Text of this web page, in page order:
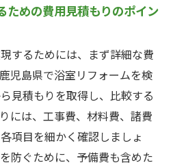
ための費用見積もりのポイン
するためには、まず詳細な費
児島県で浴室リフォームを検
見積もりを取得し、比較する
には、工事費、材料費、諸費
項目を細かく確認しましょ
防ぐために、予備費も含めた